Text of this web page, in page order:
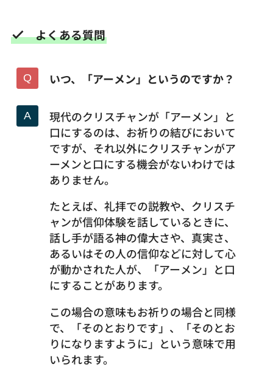
よくある質問
いつ、「アーメン」というのですか？
現代のクリスチャンが「アーメン」と
口にするのは、お祈りの結びにおいて
ですが、それ以外にクリスチャンがア
ーメンと口にする機会がないわけでは
ありません。
たとえば、礼拝での説教や、クリスチ
ャンが信仰体験を話しているときに、
話し手が語る神の偉大さや、真実さ、
あるいはその人の信仰などに対して心
が動かされた人が、「アーメン」と口
にすることがあります。
この場合の意味もお祈りの場合と同様
で、「そのとおりです」、「そのとお
りになりますように」という意味で用
いられます。